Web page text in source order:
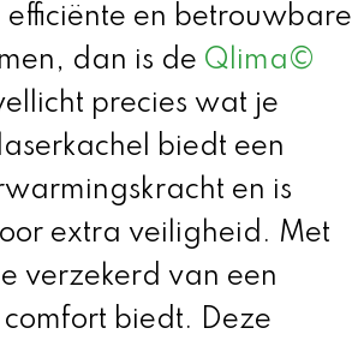
efficiënte en betrouwbare
dan is de Qlima©
precies wat je
biedt een
en is
extra veiligheid. Met
verzekerd van een
biedt. Deze